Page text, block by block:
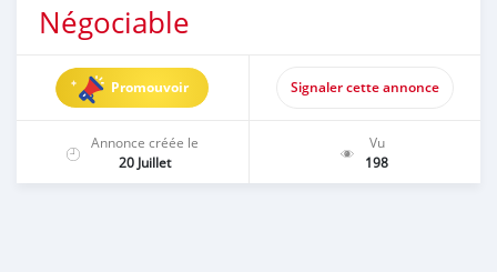
Négociable
Promouvoir Signaler cette annonce
Annonce créée le
20 Juillet
Vu
198